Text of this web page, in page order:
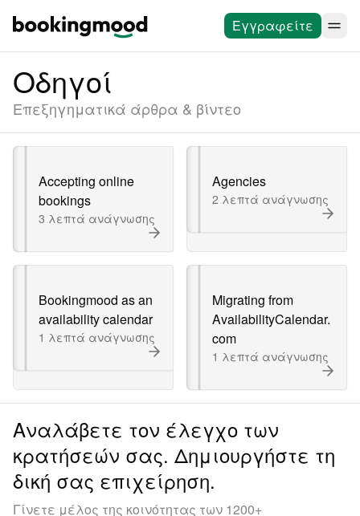
Εγγραφείτε
Οδηγοί
Επεξηγηματικά άρθρα & βίντεο
Accepting online
bookings
3 λεπτά ανάγνωσης
Agencies
2 λεπτά ανάγνωσης
Bookingmood as an
availability calendar
1 λεπτά ανάγνωσης
Migrating from
AvailabilityCalendar.
com
1 λεπτά ανάγνωσης
Αναλάβετε τον έλεγχο των
κρατήσεών σας. Δημιουργήστε τη
δική σας επιχείρηση.
Γίνετε μέλος της κοινότητας των 1200+